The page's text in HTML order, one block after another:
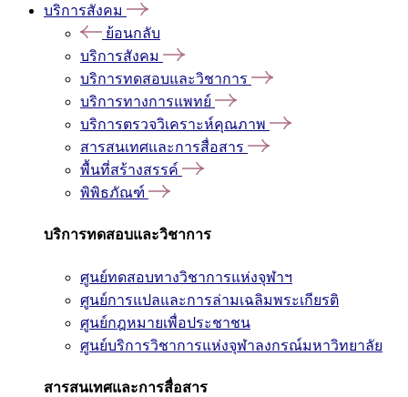
บริการสังคม
ย้อนกลับ
บริการสังคม
บริการทดสอบและวิชาการ
บริการทางการแพทย์
บริการตรวจวิเคราะห์คุณภาพ
สารสนเทศและการสื่อสาร
พื้นที่สร้างสรรค์
พิพิธภัณฑ์
บริการทดสอบและวิชาการ
ศูนย์ทดสอบทางวิชาการแห่งจุฬาฯ
ศูนย์การแปลและการล่ามเฉลิมพระเกียรติ
ศูนย์กฎหมายเพื่อประชาชน
ศูนย์บริการวิชาการแห่งจุฬาลงกรณ์มหาวิทยาลัย
สารสนเทศและการสื่อสาร